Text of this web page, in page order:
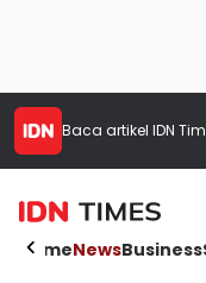
Baca artikel IDN
HomeNewsBusiness